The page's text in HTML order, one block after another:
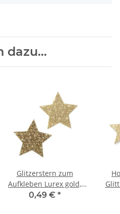
dazu...
Glitzerstern zum
Aufkleben Lurex gold,
sortiert
0,49 € *